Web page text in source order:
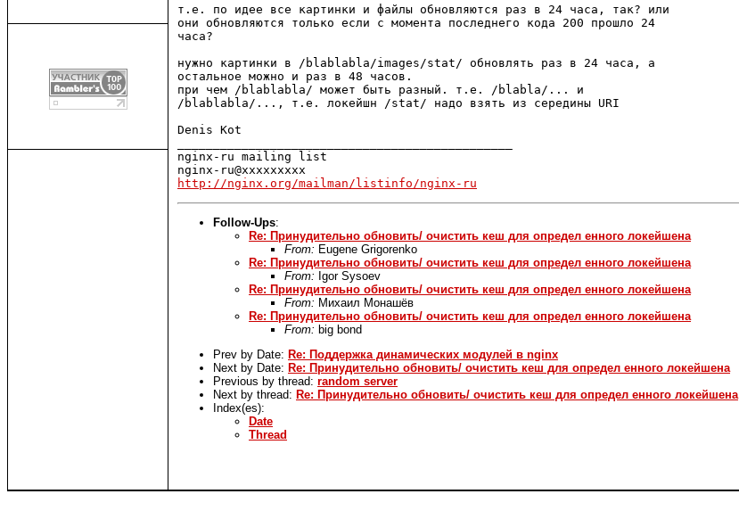
т.е. по идее все картинки и файлы обновляются раз в 24 часа, так? или
они обновляются только если с момента последнего кода 200 прошло 24
часа?
нужно картинки в /blablabla/images/stat/ обновлять раз в 24 часа, а
остальное можно и раз в 48 часов.
при чем /blablabla/ может быть разный. т.е. /blabla/... и
/blablabla/..., т.е. локейшн /stat/ надо взять из середины URI
Denis Kot
nginx-ru mailing list
http://nginx.org/mailman/listinfo/nginx-ru
Follow-Ups:
Re: Принудительно обновить/ очистить кеш для определ енного локейшена
From: Eugene Grigorenko
Re: Принудительно обновить/ очистить кеш для определ енного локейшена
From: Igor Sysoev
Re: Принудительно обновить/ очистить кеш для определ енного локейшена
From: Михаил Монашёв
Re: Принудительно обновить/ очистить кеш для определ енного локейшена
From: big bond
Prev by Date: Re: Поддержка динамических модулей в nginx
Next by Date: Re: Принудительно обновить/ очистить кеш для определ енного локейшена
Previous by thread: random server
Next by thread: Re: Принудительно обновить/ очистить кеш для определ енного локейшена
Index(es):
Date
Thread